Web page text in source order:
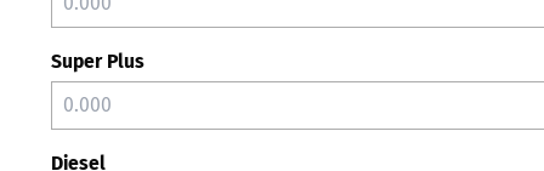
Super Plus
Diesel